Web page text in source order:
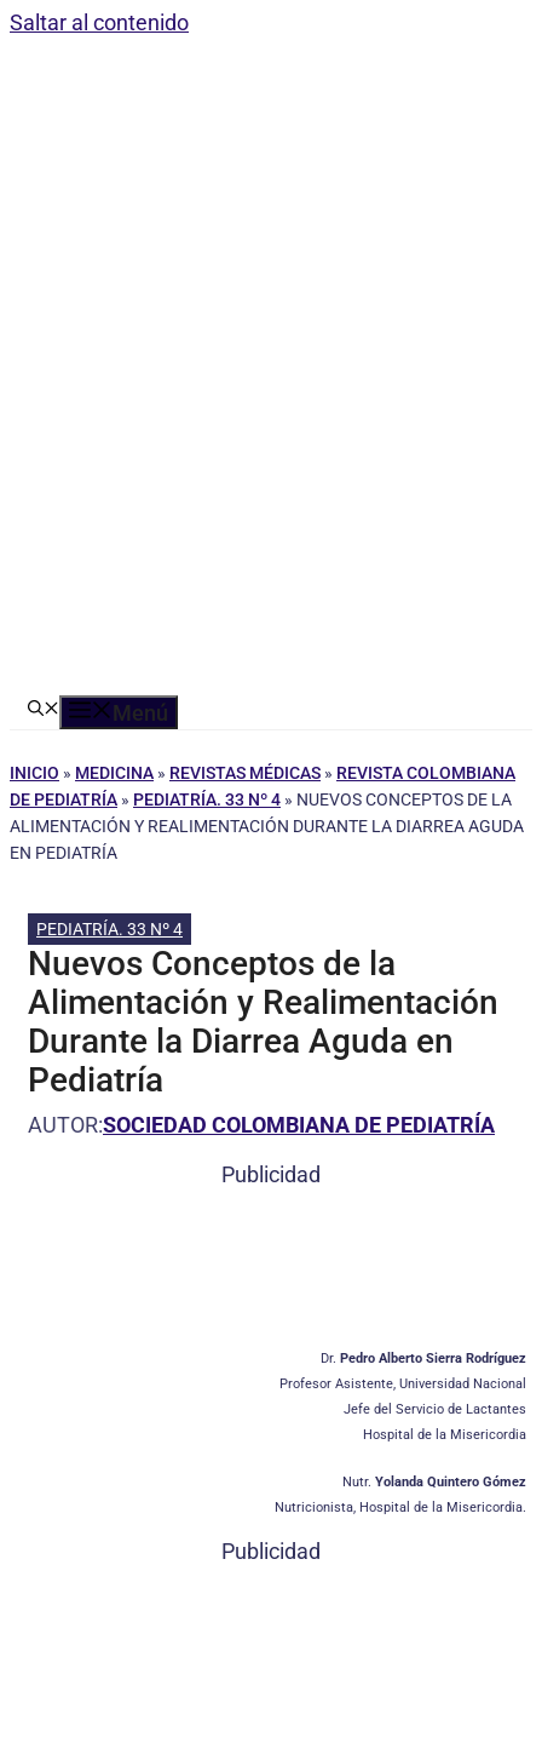
Saltar al contenido
Menú
INICIO » MEDICINA » REVISTAS MÉDICAS » REVISTA COLOMBIANA
DE PEDIATRÍA » PEDIATRÍA. 33 Nº 4 » NUEVOS CONCEPTOS DE LA
ALIMENTACIÓN Y REALIMENTACIÓN DURANTE LA DIARREA AGUDA
EN PEDIATRÍA
PEDIATRÍA. 33 Nº 4
Nuevos Conceptos de la
Alimentación y Realimentación
Durante la Diarrea Aguda en
Pediatría
AUTOR:SOCIEDAD COLOMBIANA DE PEDIATRÍA
Publicidad
Dr. Pedro Alberto Sierra Rodríguez
Profesor Asistente, Universidad Nacional
Jefe del Servicio de Lactantes
Hospital de la Misericordia
Nutr. Yolanda Quintero Gómez
Nutricionista, Hospital de la Misericordia.
Publicidad